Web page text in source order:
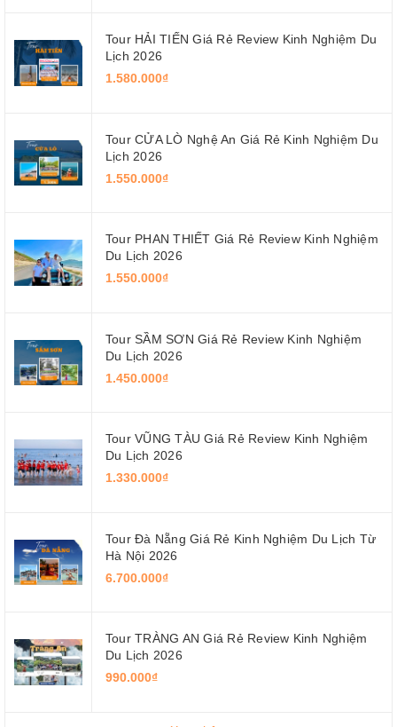
Tour HẢI TIẾN Giá Rẻ Review Kinh Nghiệm Du
Lịch 2026
1.580.000₫
Tour CỬA LÒ Nghệ An Giá Rẻ Kinh Nghiệm Du
Lịch 2026
1.550.000₫
Tour PHAN THIẾT Giá Rẻ Review Kinh Nghiệm
Du Lịch 2026
1.550.000₫
Tour SẦM SƠN Giá Rẻ Review Kinh Nghiệm
Du Lịch 2026
1.450.000₫
Tour VŨNG TÀU Giá Rẻ Review Kinh Nghiệm
Du Lịch 2026
1.330.000₫
Tour Đà Nẵng Giá Rẻ Kinh Nghiệm Du Lịch Từ
Hà Nội 2026
6.700.000₫
Tour TRÀNG AN Giá Rẻ Review Kinh Nghiệm
Du Lịch 2026
990.000₫